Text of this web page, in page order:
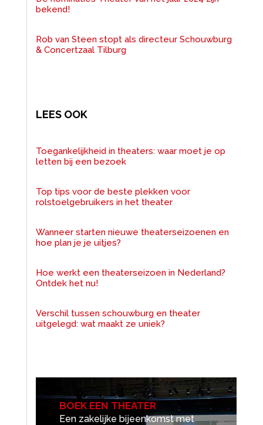
bekend!
Rob van Steen stopt als directeur Schouwburg
& Concertzaal Tilburg
LEES OOK
Toegankelijkheid in theaters: waar moet je op
letten bij een bezoek
Top tips voor de beste plekken voor
rolstoelgebruikers in het theater
Wanneer starten nieuwe theaterseizoenen en
hoe plan je je uitjes?
Hoe werkt een theaterseizoen in Nederland?
Ontdek het nu!
Verschil tussen schouwburg en theater
uitgelegd: wat maakt ze uniek?
BOEK EEN THEATER
Een zakelijke bijeenkomst met